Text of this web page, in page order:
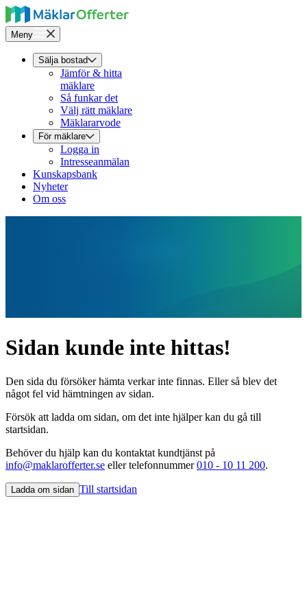
Meny
Sälja bostad
Jämför & hitta
mäklare
Så funkar det
Välj rätt mäklare
Mäklararvode
För mäklare
Logga in
Intresseanmälan
Kunskapsbank
Nyheter
Om oss
Sidan kunde inte hittas!
Den sida du försöker hämta verkar inte finnas. Eller så blev det
något fel vid hämtningen av sidan.
Försök att ladda om sidan, om det inte hjälper kan du gå till
startsidan.
Behöver du hjälp kan du kontaktat kundtjänst på
info@maklarofferter.se eller telefonnummer010 - 10 11 200.
Ladda om sidan Till startsidan